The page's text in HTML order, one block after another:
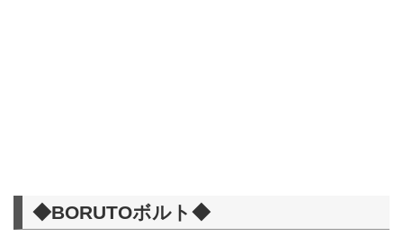
◆BORUTOボルト◆